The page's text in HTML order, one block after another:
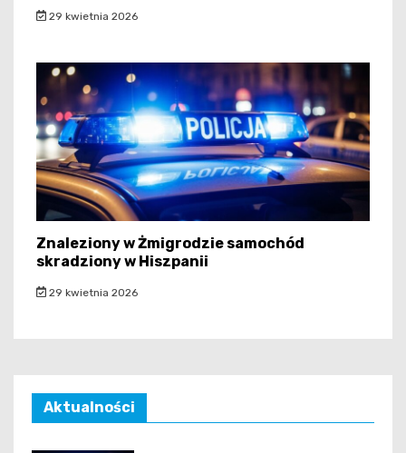
29 kwietnia 2026
Znaleziony w Żmigrodzie samochód
skradziony w Hiszpanii
29 kwietnia 2026
Aktualności